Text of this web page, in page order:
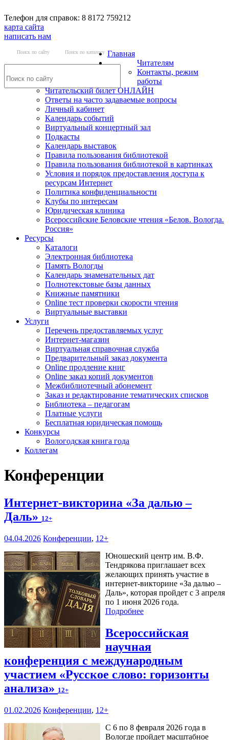
Телефон для справок: 8 8172 759212
карта сайта
написать нам
Поиск по сайту Поиск по каталогу Главная
Читателям
Контакты, режим
работы
Читательский билет ОНЛАЙН
Ответы на часто задаваемые вопросы
Личный кабинет
Календарь событий
Виртуальный концертный зал
Подкасты
Календарь выставок
Правила пользования библиотекой
Правила пользования библиотекой в картинках
Условия и порядок предоставления доступа к
ресурсам Интернет
Политика конфиденциальности
Клубы по интересам
Юридическая клиника
Всероссийские Беловские чтения «Белов. Вологда.
Россия»
Ресурсы
Каталоги
Электронная библиотека
Память Вологды
Календарь знаменательных дат
Полнотекстовые базы данных
Книжные памятники
Online тест проверки скорости чтения
Виртуальные выставки
Услуги
Перечень предоставляемых услуг
Интернет-магазин
Виртуальная справочная служба
Предварительный заказ документа
Online продление книг
Online заказ копий документов
Межбиблиотечный абонемент
Заказ и редактирование тематических списков
Библиотека – педагогам
Платные услуги
Бесплатная юридическая помощь
Конкурсы
Вологодская книга года
Коллегам
Конференции
Интернет-викторина «За далью –
Даль» 12+
04.04.2026 Конференции, 12+
Юношеский центр им. В.Ф.
Тендрякова приглашает всех
желающих принять участие в
интернет-викторине «За далью –
Даль», которая пройдет с 3 апреля
по 1 июня 2026 года.
Подробнее
Всероссийская
научная
конференция с международным
участием «Русское слово: горизонты
анализа» 12+
01.02.2026 Конференции, 12+
С 6 по 8 февраля 2026 года в
Вологде пройдет масштабное